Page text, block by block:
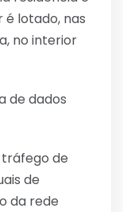
é lotado, nas
no interior
de dados
de
de
da rede